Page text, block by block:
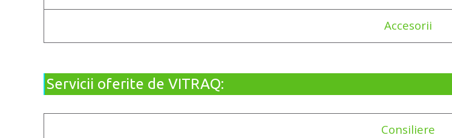
Accesorii
Servicii oferite de VITRAQ:
Consiliere